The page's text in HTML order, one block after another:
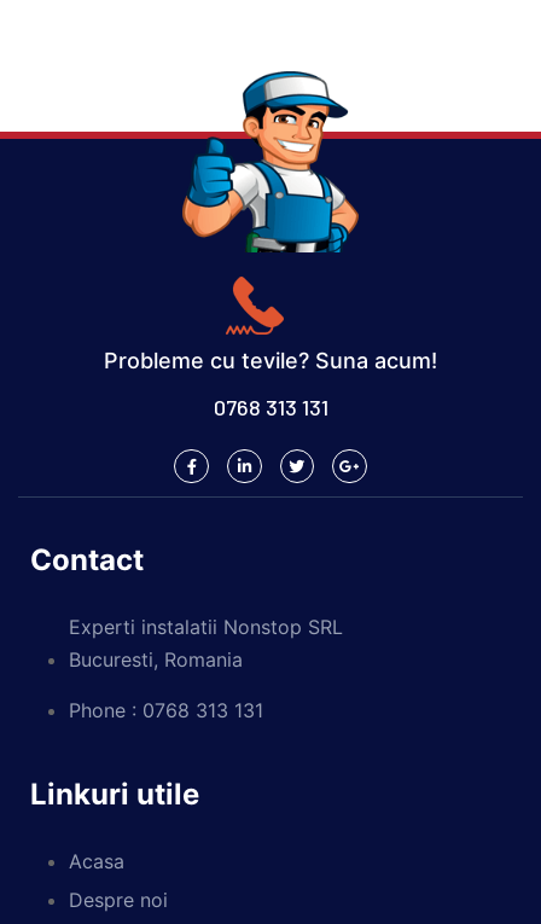
Probleme cu tevile? Suna acum!
0768 313 131
Contact
Experti instalatii Nonstop SRL
Bucuresti, Romania
Phone : 0768 313 131
Linkuri utile
Acasa
Despre noi